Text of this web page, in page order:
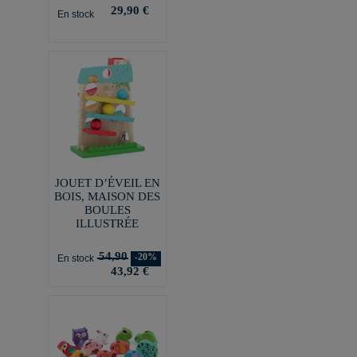
En stock 29,90 €
JOUET D’ÉVEIL EN
BOIS, MAISON DES
BOULES
ILLUSTRÉE
En stock 54,90 -20%
43,92 €